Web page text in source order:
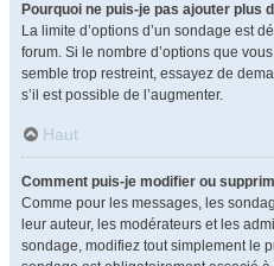
Pourquoi ne puis-je pas ajouter plus
La limite d’options d’un sondage est
forum. Si le nombre d’options que
semble trop restreint, essayez de
s’il est possible de l’augmenter.
Haut
Comment puis-je modifier ou
Comme pour les messages, les
leur auteur, les modérateurs et les
sondage, modifiez tout simplement le